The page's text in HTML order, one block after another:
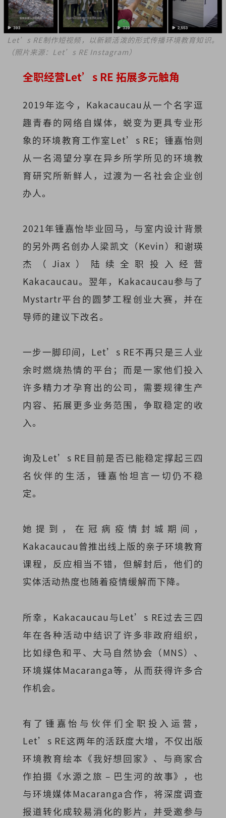
Let’s RE制作短视频，以新颖活泼的形式传播环境教育知识。
（照片来源：Let’s RE Instagram）
全职经营Let’s RE 拓展多元触角
2019年迄今，Kakacaucau从一个名字逗
趣青春的网络自媒体，蜕变为更具专业形
象的环境教育工作室Let’s RE；锺嘉怡则
从一名渴望分享在异乡所学所见的环境教
育研究所新鲜人，过渡为一名社会企业创
办人。
2021年锺嘉怡毕业回马，与室内设计背景
的另外两名创办人梁凯文（Kevin）和谢瑛
杰（Jiax）陆续全职投入经营
Kakacaucau。翌年，Kakacaucau参与了
Mystartr平台的圆梦工程创业大赛，并在
导师的建议下改名。
一步一脚印间，Let’s RE不再只是三人业
余时燃烧热情的平台；而是一家他们投入
许多精力才孕育出的公司，需要规律生产
内容、拓展更多业务范围，争取稳定的收
入。
询及Let’s RE目前是否已能稳定撑起三四
名伙伴的生活，锺嘉怡坦言一切仍不稳
定。
她提到，在冠病疫情封城期间，
Kakacaucau曾推出线上版的亲子环境教育
课程，反应相当不错，但解封后，他们的
实体活动热度也随着疫情缓解而下降。
所幸，Kakacaucau与Let’s RE过去三四
年在各种活动中结识了许多非政府组织，
比如绿色和平、大马自然协会（MNS）、
环境媒体Macaranga等，从而获得许多合
作机会。
有了锺嘉怡与伙伴们全职投入运营，
Let’s RE这两年的活跃度大增，不仅出版
环境教育绘本《我好想回家》、与商家合
作拍摄《水源之旅 – 巴生河的故事》，也
与环境媒体Macaranga合作，将深度调查
报道转化成较易消化的影片，并受邀参与